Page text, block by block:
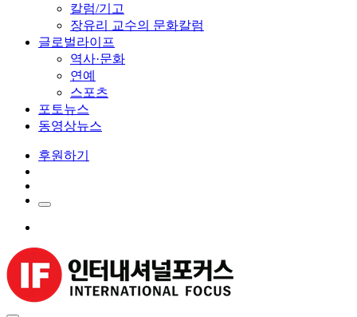
칼럼/기고
장유리 교수의 문화칼럼
글로벌라이프
역사·문화
연예
스포츠
포토뉴스
동영상뉴스
후원하기